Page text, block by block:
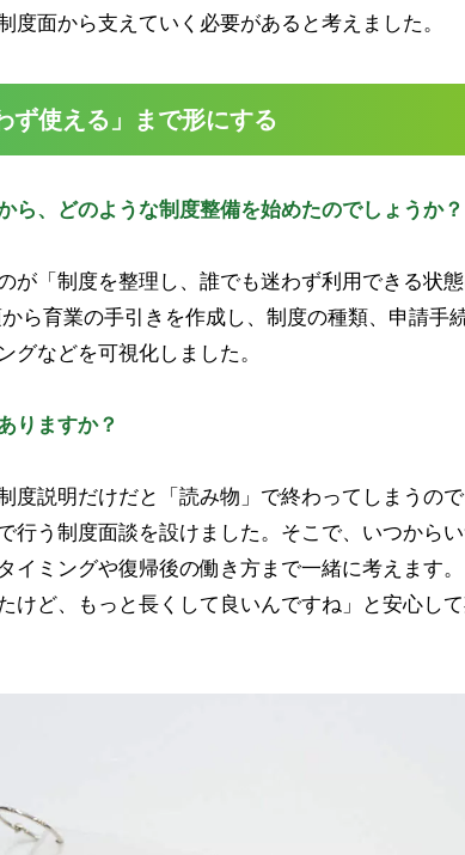
度面から支えていく必要があると考えました。
ず使える」まで形にする
ら、どのような制度整備を始めたのでしょうか？
が「制度を整理し、誰でも迷わず利用できる状態
ら育業の手引きを作成し、制度の種類、申請手
グなどを可視化しました。
りますか？
度説明だけだと「読み物」で終わってしまうの
行う制度面談を設けました。そこで、いつから
イミングや復帰後の働き方まで一緒に考えます
けど、もっと長くして良いんですね」と安心し